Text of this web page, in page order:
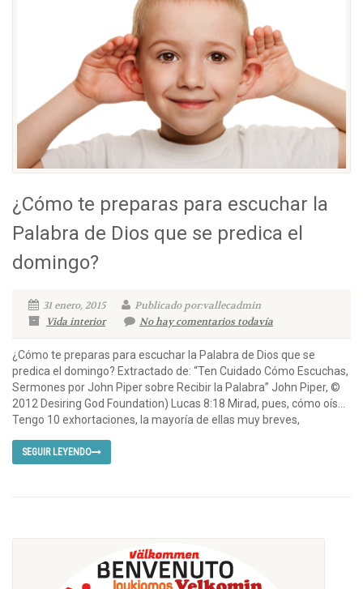
¿Cómo te preparas para escuchar la
Palabra de Dios que se predica el
domingo?
31 enero, 2015
Publicado por:vallecadmin
Vida interior
No hay comentarios todavía
¿Cómo te preparas para escuchar la Palabra de Dios que se
predica el domingo? Extractado de: “Ten Cuidado Cómo Escuchas,
Sermones por John Piper sobre Recibir la Palabra” John Piper, ©
2012 Desiring God Foundation) Lucas 8:18 Mirad, pues, cómo oís…
Tengo 10 exhortaciones, la mayoría de ellas muy breves,
SEGUIR LEYENDO